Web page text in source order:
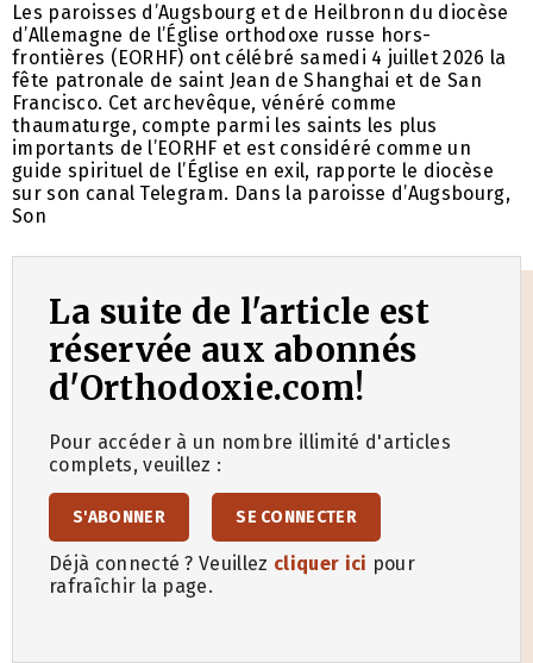
Les paroisses d’Augsbourg et de Heilbronn du diocèse
d’Allemagne de l’Église orthodoxe russe hors-
frontières (EORHF) ont célébré samedi 4 juillet 2026 la
fête patronale de saint Jean de Shanghai et de San
Francisco. Cet archevêque, vénéré comme
thaumaturge, compte parmi les saints les plus
importants de l’EORHF et est considéré comme un
guide spirituel de l’Église en exil, rapporte le diocèse
sur son canal Telegram. Dans la paroisse d’Augsbourg,
Son
La suite de l'article est
réservée aux abonnés
d'Orthodoxie.com!
Pour accéder à un nombre illimité d'articles
complets, veuillez :
S'ABONNER SE CONNECTER
Déjà connecté ? Veuillez cliquer ici pour
rafraîchir la page.